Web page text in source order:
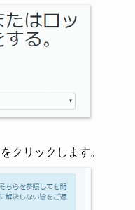
クリックします。